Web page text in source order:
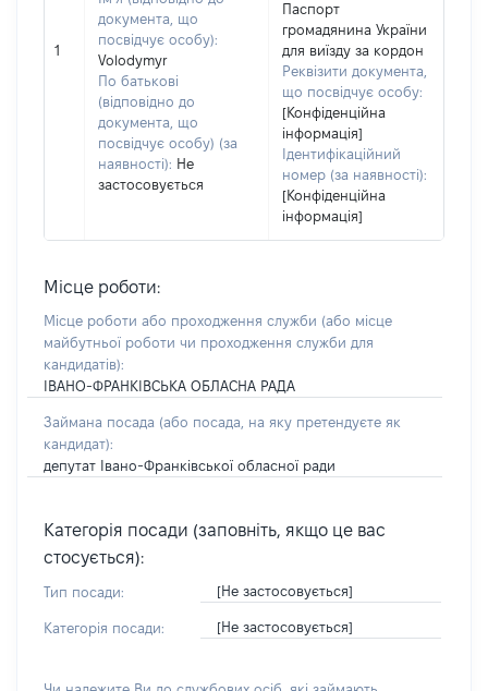
1
документа, що
посвідчує особу):
Volodymyr
По батькові
(відповідно до
документа, що
посвідчує особу) (за
наявності): Не
застосовується
Паспорт
громадянина України
для виїзду за кордон
Реквізити документа,
що посвідчує особу:
[Конфіденційна
інформація]
Ідентифікаційний
номер (за наявності):
[Конфіденційна
інформація]
Місце роботи:
Місце роботи або проходження служби (або місце
майбутньої роботи чи проходження служби для
кандидатів):
ІВАНО-ФРАНКІВСЬКА ОБЛАСНА РАДА
Займана посада (або посада, на яку претендуєте як
кандидат):
депутат Івано-Франківської обласної ради
Категорія посади (заповніть, якщо це вас
стосується):
Тип посади: [Не застосовується]
Категорія посади: [Не застосовується]